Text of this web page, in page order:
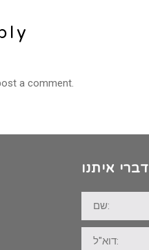
a comment.
דברי איתנו